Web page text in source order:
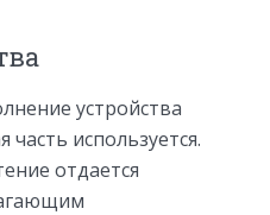
устройства
часть используется.
отдается